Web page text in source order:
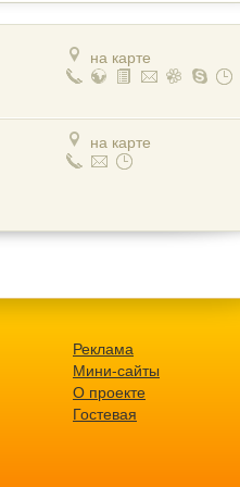
на карте
на карте
Реклама
Мини-сайты
О проекте
Гостевая